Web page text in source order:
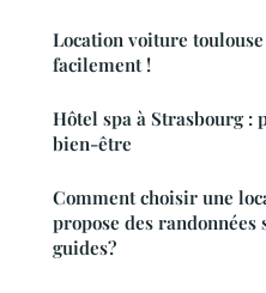
Location voiture
facilement !
Hôtel spa à Strasbourg :
bien-être
Comment choisir une
propose des randonnées
guides?